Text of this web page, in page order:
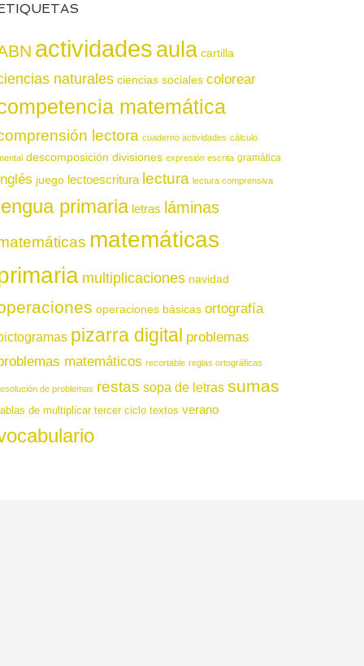
actividadesaula cartilla
naturales ciencias sociales colorear
matemática
lectora cuaderno actividades cálculo
descomposición divisiones expresión escrita gramática
juego lectoescritura lectura lectura comprensiva
primaria letras láminas
matemáticas
multiplicaciones navidad
operaciones básicas ortografía
pizarra digital problemas
matemáticos recortable reglas ortográficas
de problemas restas sopa de letras sumas
de multiplicar tercer ciclo textos verano